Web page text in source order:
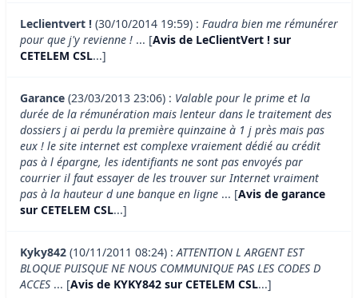
Leclientvert ! (30/10/2014 19:59) : Faudra bien me rémunérer
pour que j'y revienne ! ... [Avis de LeClientVert ! sur
CETELEM CSL...]
Garance (23/03/2013 23:06) : Valable pour le prime et la
durée de la rémunération mais lenteur dans le traitement des
dossiers j ai perdu la première quinzaine à 1 j près mais pas
eux ! le site internet est complexe vraiement dédié au crédit
pas à l épargne, les identifiants ne sont pas envoyés par
courrier il faut essayer de les trouver sur Internet vraiment
pas à la hauteur d une banque en ligne ... [Avis de garance
sur CETELEM CSL...]
Kyky842 (10/11/2011 08:24) :ATTENTION L ARGENT EST
BLOQUE PUISQUE NE NOUS COMMUNIQUE PAS LES CODES D
ACCES ... [Avis de KYKY842 sur CETELEM CSL...]